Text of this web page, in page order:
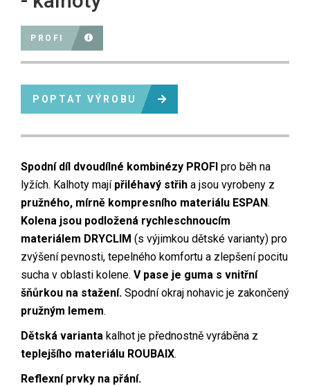
PROFI
POPTAT VÝROBU
Spodní díl dvoudílné kombinézy PROFI pro běh na
lyžích. Kalhoty mají přiléhavý střih a jsou vyrobeny z
pružného, mírně kompresního materiálu ESPAN.
Kolena jsou podložená rychleschnoucím
materiálem DRYCLIM (s výjimkou dětské varianty) pro
zvýšení pevnosti, tepelného komfortu a zlepšení pocitu
sucha v oblasti kolene. V pase je guma s vnitřní
šňůrkou na stažení. Spodní okraj nohavic je zakončený
pružným lemem.
Dětská varianta kalhot je přednostně vyráběna z
teplejšího materiálu ROUBAIX.
Reflexní prvky na přání.